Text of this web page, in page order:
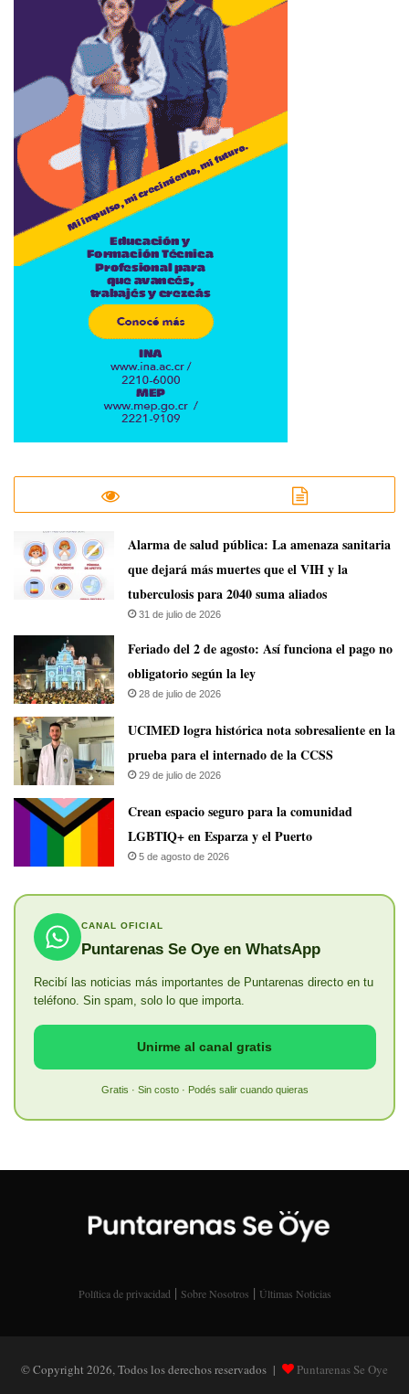
​Alarma de salud pública: La amenaza sanitaria
que dejará más muertes que el VIH y la
tuberculosis para 2040 suma aliados
31 de julio de 2026
Feriado del 2 de agosto: Así funciona el pago no
obligatorio según la ley
28 de julio de 2026
UCIMED logra histórica nota sobresaliente en la
prueba para el internado de la CCSS
29 de julio de 2026
Crean espacio seguro para la comunidad
LGBTIQ+ en Esparza y el Puerto
5 de agosto de 2026
CANAL OFICIAL
Puntarenas Se Oye en WhatsApp
Recibí las noticias más importantes de Puntarenas directo en tu
teléfono. Sin spam, solo lo que importa.
Unirme al canal gratis
Gratis · Sin costo · Podés salir cuando quieras
Política de privacidad | Sobre Nosotros | Últimas Noticias
© Copyright 2026, Todos los derechos reservados | Puntarenas Se Oye